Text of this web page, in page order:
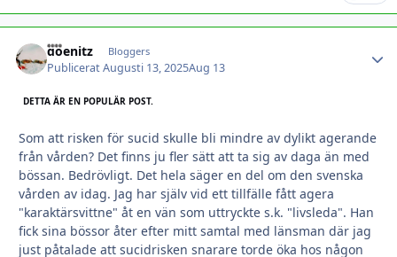
doenitz Bloggers
PubliceratAugusti 13, 2025Aug 13
DETTA ÄR EN POPULÄR POST.
Som att risken för sucid skulle bli mindre av dylikt agerande
från vården? Det finns ju fler sätt att ta sig av daga än med
bössan. Bedrövligt. Det hela säger en del om den svenska
vården av idag. Jag har själv vid ett tillfälle fått agera
"karaktärsvittne" åt en vän som uttryckte s.k. "livsleda". Han
fick sina bössor åter efter mitt samtal med länsman där jag
just påtalade att sucidrisken snarare torde öka hos någon